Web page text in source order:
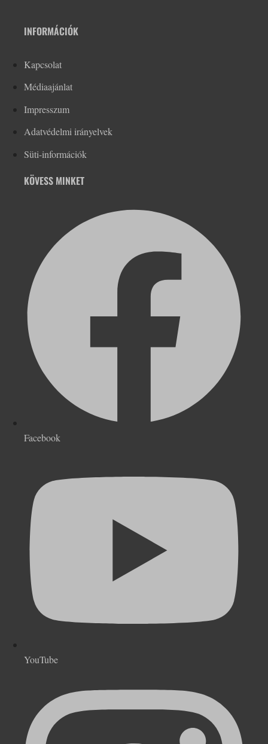
INFORMÁCIÓK
Kapcsolat
Médiaajánlat
Impresszum
Adatvédelmi irányelvek
Süti-információk
KÖVESS MINKET
Facebook
YouTube